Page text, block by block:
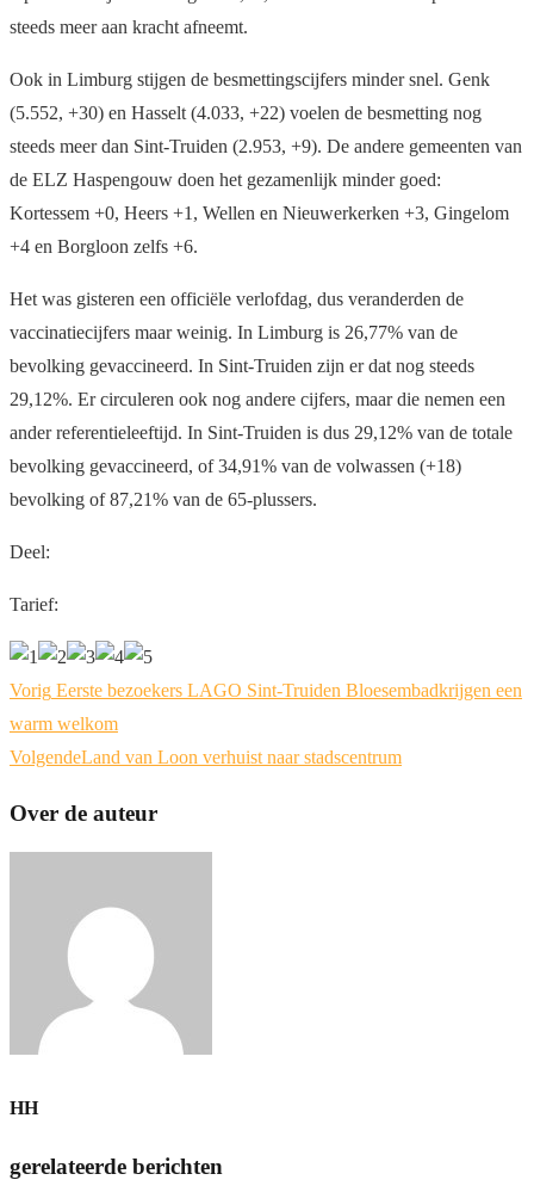
steeds meer aan kracht afneemt.
Ook in Limburg stijgen de besmettingscijfers minder snel. Genk
(5.552, +30) en Hasselt (4.033, +22) voelen de besmetting nog
steeds meer dan Sint-Truiden (2.953, +9). De andere gemeenten van
de ELZ Haspengouw doen het gezamenlijk minder goed:
Kortessem +0, Heers +1, Wellen en Nieuwerkerken +3, Gingelom
+4 en Borgloon zelfs +6.
Het was gisteren een officiële verlofdag, dus veranderden de
vaccinatiecijfers maar weinig. In Limburg is 26,77% van de
bevolking gevaccineerd. In Sint-Truiden zijn er dat nog steeds
29,12%. Er circuleren ook nog andere cijfers, maar die nemen een
ander referentieleeftijd. In Sint-Truiden is dus 29,12% van de totale
bevolking gevaccineerd, of 34,91% van de volwassen (+18)
bevolking of 87,21% van de 65-plussers.
Deel:
Tarief:
Vorig Eerste bezoekers LAGO Sint-Truiden Bloesembadkrijgen een
warm welkom
VolgendeLand van Loon verhuist naar stadscentrum
Over de auteur
HH
gerelateerde berichten